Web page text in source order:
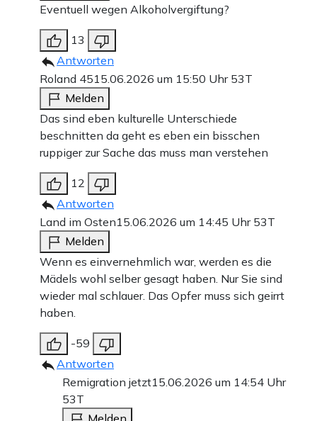
Eventuell wegen Alkoholvergiftung?
13
Antworten
Roland 4515.06.2026 um 15:50 Uhr 53T
Melden
Das sind eben kulturelle Unterschiede
beschnitten da geht es eben ein bisschen
ruppiger zur Sache das muss man verstehen
12
Antworten
Land im Osten15.06.2026 um 14:45 Uhr 53T
Melden
Wenn es einvernehmlich war, werden es die
Mädels wohl selber gesagt haben. Nur Sie sind
wieder mal schlauer. Das Opfer muss sich geirrt
haben.
-59
Antworten
Remigration jetzt15.06.2026 um 14:54 Uhr
53T
Melden